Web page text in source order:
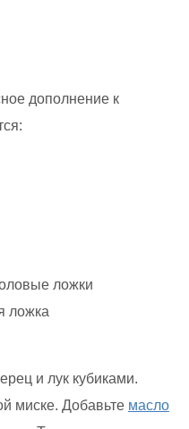
дополнение к
ложки
ложка
и лук кубиками.
миске. Добавьте масло